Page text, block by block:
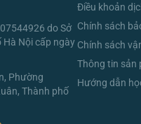
do Sở
Nội cấp ngày
Phường
Thành phố
Điều khoản
Chính sách
Chính sách
Thông tin sản
Hướng dẫn